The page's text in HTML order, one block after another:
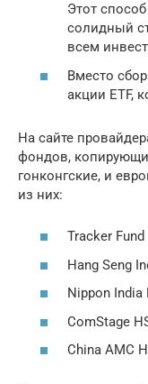
Этот
солидный
всем
Вместо
акции ETF,
На сайте
фондов,
гонконгские, и
из них:
Tracker
Hang Seng
Nippon India
ComStage
China AMC